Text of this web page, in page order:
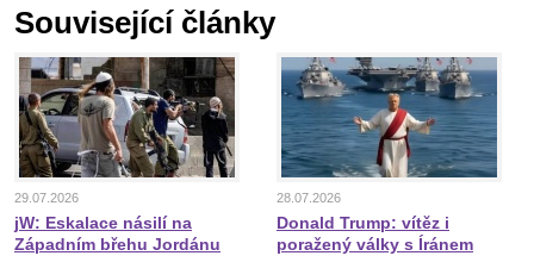
Související články
29.07.2026
jW: Eskalace násilí na
Západním břehu Jordánu
28.07.2026
Donald Trump: vítěz i
poražený války s Íránem